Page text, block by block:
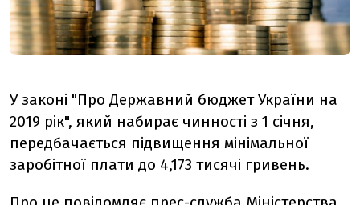
У законі "Про Державний бюджет України на
2019 рік", який набирає чинності з 1 січня,
передбачається підвищення мінімальної
заробітної плати до 4,173 тисячі гривень.